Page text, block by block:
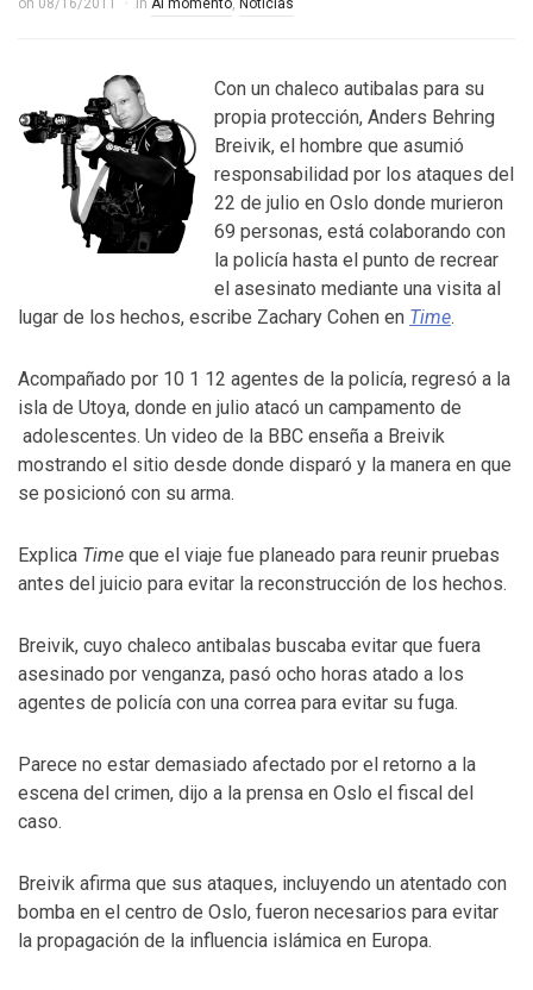
Control del Senado EUA en juego en 2da vuelta
4 YEARS AGO
¡Finalmente! Cámara de Representantes obtiene
declaraciones de impuestos de Donald Trump
4 YEARS AGO
¡Culpable! Jurado en Washington D.C. falla en contra
Steward Rhodes, fundador de violento, grupo
on 08/16/2011 in Al momento, Noticias
Con un chaleco autibalas para su
propia protección, Anders Behring
Breivik, el hombre que asumió
responsabilidad por los ataques del
22 de julio en Oslo donde murieron
69 personas, está colaborando con
la policía hasta el punto de recrear
el asesinato mediante una visita al
lugar de los hechos, escribe Zachary Cohen en Time.
Acompañado por 10 1 12 agentes de la policía, regresó a la
isla de Utoya, donde en julio atacó un campamento de
adolescentes. Un video de la BBC enseña a Breivik
mostrando el sitio desde donde disparó y la manera en que
se posicionó con su arma.
Explica Time que el viaje fue planeado para reunir pruebas
antes del juicio para evitar la reconstrucción de los hechos.
Breivik, cuyo chaleco antibalas buscaba evitar que fuera
asesinado por venganza, pasó ocho horas atado a los
agentes de policía con una correa para evitar su fuga.
Parece no estar demasiado afectado por el retorno a la
escena del crimen, dijo a la prensa en Oslo el fiscal del
caso.
Breivik afirma que sus ataques, incluyendo un atentado con
bomba en el centro de Oslo, fueron necesarios para evitar
la propagación de la influencia islámica en Europa.